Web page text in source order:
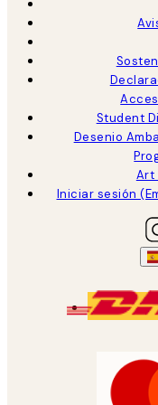
Student
Desenio
Art
Iniciar sesión